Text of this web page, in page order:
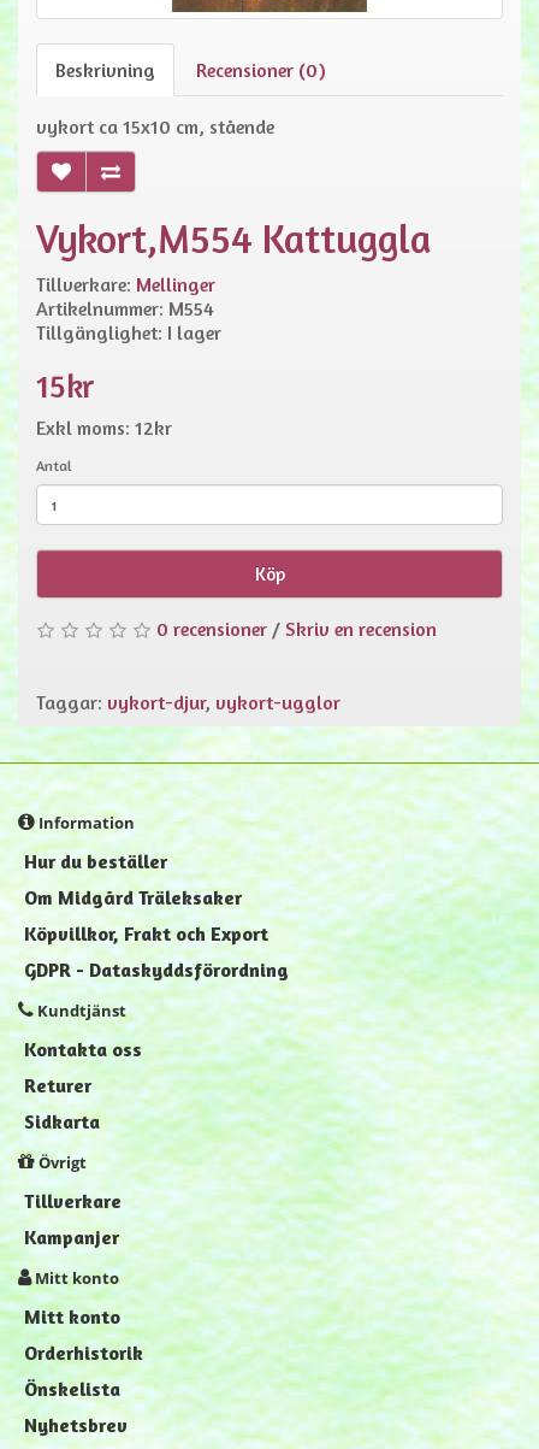
Beskrivning Recensioner (0)
vykort ca 15x10 cm, stående
Vykort,M554 Kattuggla
Tillverkare: Mellinger
Artikelnummer: M554
Tillgänglighet: I lager
15kr
Exkl moms: 12kr
Antal
Köp
0 recensioner / Skriv en recension
Taggar: vykort-djur, vykort-ugglor
Information
Hur du beställer
Om Midgård Träleksaker
Köpvillkor, Frakt och Export
GDPR - Dataskyddsförordning
Kundtjänst
Kontakta oss
Returer
Sidkarta
Övrigt
Tillverkare
Kampanjer
Mitt konto
Mitt konto
Orderhistorik
Önskelista
Nyhetsbrev